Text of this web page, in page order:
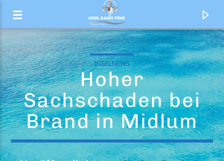
INSELNEWS
Hoher
Sachschaden bei
Brand in Midlum